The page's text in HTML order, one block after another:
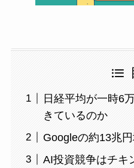
日経平均が一時6
きているのか
Googleの約13兆
AI投資競争はチキ